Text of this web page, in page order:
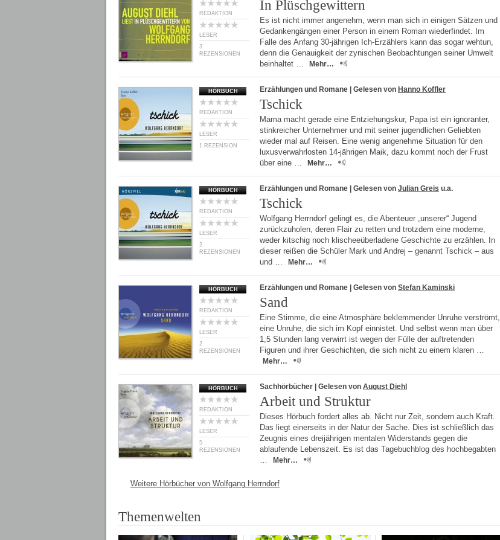
REDAKTION
LESER
3
REZENSIONEN
In Plüschgewittern
Es ist nicht immer angenehm, wenn man sich in einigen Sätzen und
Gedankengängen einer Person in einem Roman wiederfindet. Im
Falle des Anfang 30-jährigen Ich-Erzählers kann das sogar wehtun,
denn die Genauigkeit der zynischen Beobachtungen seiner Umwelt
beinhaltet …
Mehr…
HÖRBUCH
REDAKTION
LESER
1 REZENSION
Erzählungen und Romane | Gelesen von Hanno Koffler
Tschick
Mama macht gerade eine Entziehungskur, Papa ist ein ignoranter,
stinkreicher Unternehmer und mit seiner jugendlichen Geliebten
wieder mal auf Reisen. Eine wenig angenehme Situation für den
luxusverwahrlosten 14-jährigen Maik, dazu kommt noch der Frust
über eine …
Mehr…
HÖRBUCH
REDAKTION
LESER
2
REZENSIONEN
Erzählungen und Romane | Gelesen von Julian Greis u.a.
Tschick
Wolfgang Herrndorf gelingt es, die Abenteuer „unserer“ Jugend
zurückzuholen, deren Flair zu retten und trotzdem eine moderne,
weder kitschig noch klischeeüberladene Geschichte zu erzählen. In
dieser reißen die Schüler Mark und Andrej – genannt Tschick – aus
und …
Mehr…
HÖRBUCH
REDAKTION
LESER
2
REZENSIONEN
Erzählungen und Romane | Gelesen von Stefan Kaminski
Sand
Eine Stimme, die eine Atmosphäre beklemmender Unruhe verströmt,
eine Unruhe, die sich im Kopf einnistet. Und selbst wenn man über
1,5 Stunden lang verwirrt ist wegen der Fülle der auftretenden
Figuren und ihrer Geschichten, die sich nicht zu einem klaren …
Mehr…
HÖRBUCH
REDAKTION
LESER
5
REZENSIONEN
Sachhörbücher | Gelesen von August Diehl
Arbeit und Struktur
Dieses Hörbuch fordert alles ab. Nicht nur Zeit, sondern auch Kraft.
Das liegt einerseits in der Natur der Sache. Dies ist schließlich das
Zeugnis eines dreijährigen mentalen Widerstands gegen die
ablaufende Lebenszeit. Es ist das Tagebuchblog des hochbegabten
…
Mehr…
Weitere Hörbücher von Wolfgang Herrndorf
Themenwelten